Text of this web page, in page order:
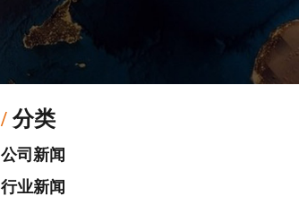
/分类
公司新闻
行业新闻